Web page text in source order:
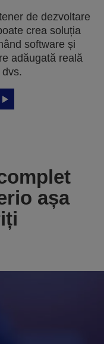
de dezvoltare
crea soluția
software și
adăugată reală
așa